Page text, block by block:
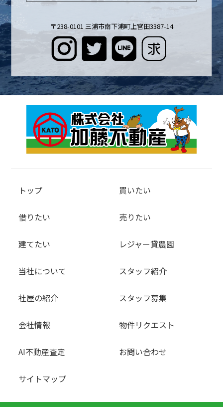
〒238-0101 三浦市南下浦町上宮田3387-14
トップ 買いたい
借りたい 売りたい
建てたい レジャー貸農園
当社について スタッフ紹介
社屋の紹介 スタッフ募集
会社情報 物件リクエスト
AI不動産査定 お問い合わせ
サイトマップ